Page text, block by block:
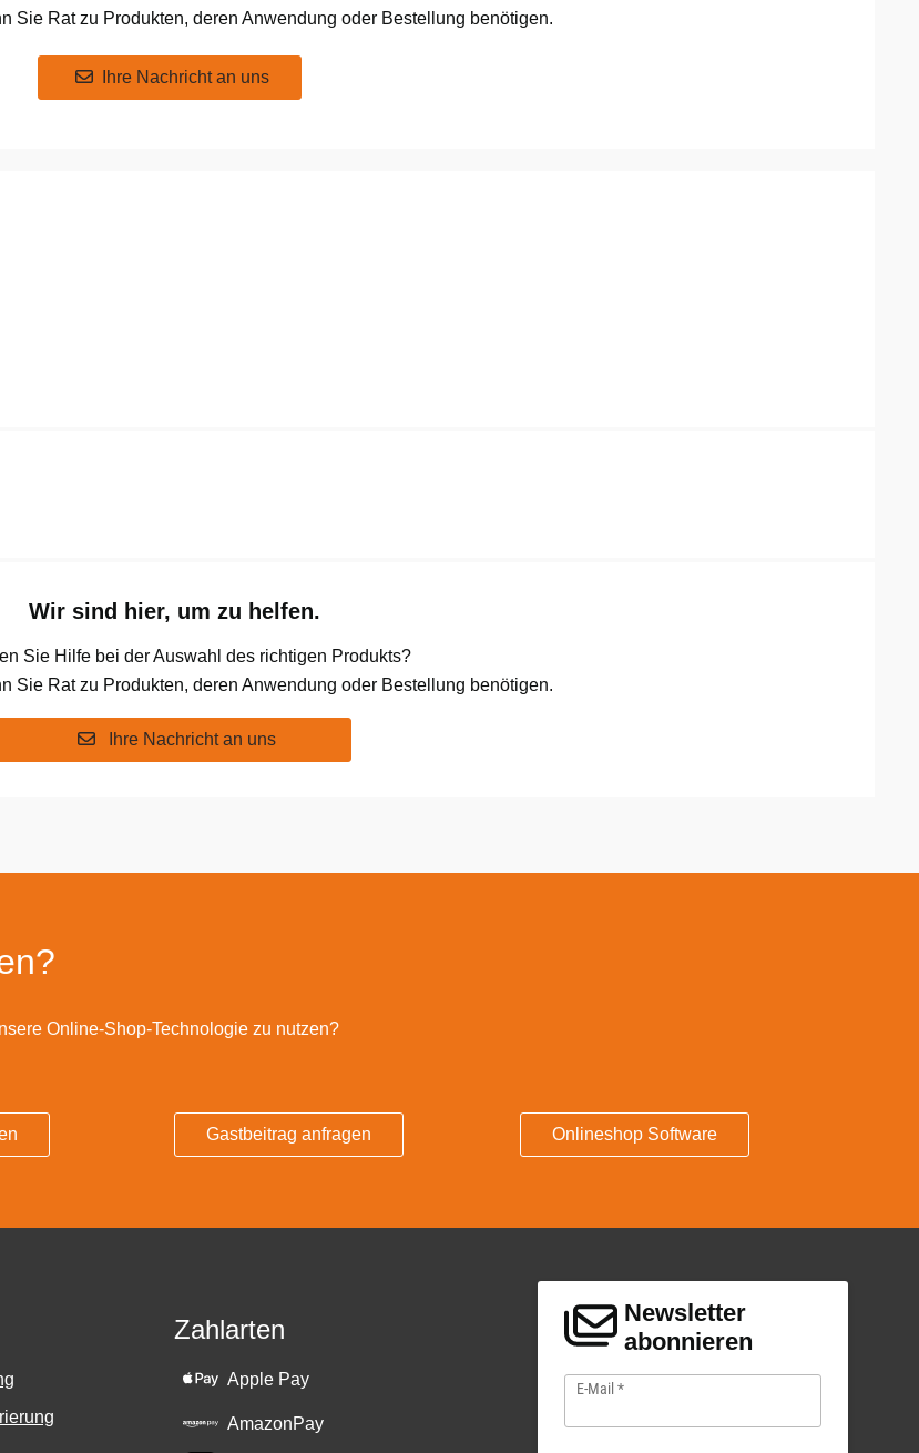
Sie Rat zu Produkten, deren Anwendung oder Bestellung benötigen.
Ihre Nachricht an uns
Wir sind hier, um zu helfen.
Sie Hilfe bei der Auswahl des richtigen Produkts?
Sie Rat zu Produkten, deren Anwendung oder Bestellung benötigen.
Ihre Nachricht an uns
Online-Shop-Technologie zu nutzen?
Gastbeitrag anfragen Onlineshop Software
Zahlarten
Apple Pay
AmazonPay
Newsletter
abonnieren
E-Mail